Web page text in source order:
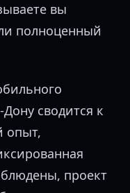
вы
полноценный
сводится к
опыт,
проект